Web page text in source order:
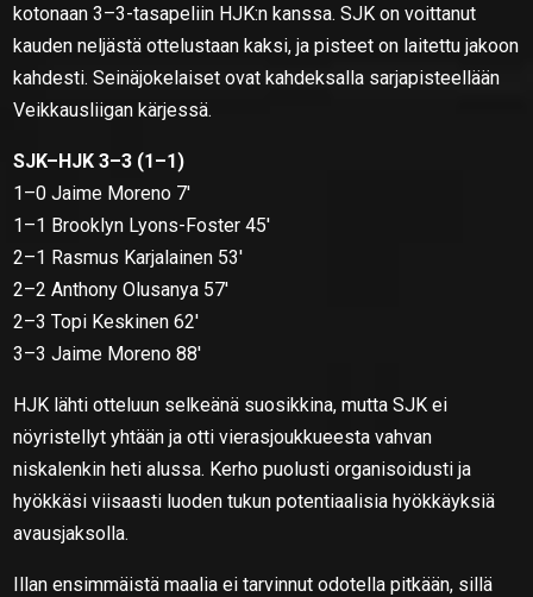
kotonaan 3–3-tasapeliin HJK:n kanssa. SJK on voittanut
kauden neljästä ottelustaan kaksi, ja pisteet on laitettu jakoon
kahdesti. Seinäjokelaiset ovat kahdeksalla sarjapisteellään
Veikkausliigan kärjessä.
SJK–HJK 3–3 (1–1)
1–0 Jaime Moreno 7′
1–1 Brooklyn Lyons-Foster 45′
2–1 Rasmus Karjalainen 53′
2–2 Anthony Olusanya 57′
2–3 Topi Keskinen 62′
3–3 Jaime Moreno 88′
HJK lähti otteluun selkeänä suosikkina, mutta SJK ei
nöyristellyt yhtään ja otti vierasjoukkueesta vahvan
niskalenkin heti alussa. Kerho puolusti organisoidusti ja
hyökkäsi viisaasti luoden tukun potentiaalisia hyökkäyksiä
avausjaksolla.
Illan ensimmäistä maalia ei tarvinnut odotella pitkään, sillä